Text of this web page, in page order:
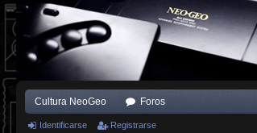
Cultura NeoGeo Foros
Identificarse Registrarse